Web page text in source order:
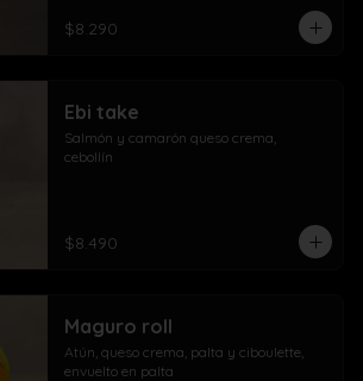
$8.290
Ebi take
Salmón y camarón queso crema,
cebollín
$8.490
Maguro roll
Atún, queso crema, palta y ciboulette,
envuelto en palta